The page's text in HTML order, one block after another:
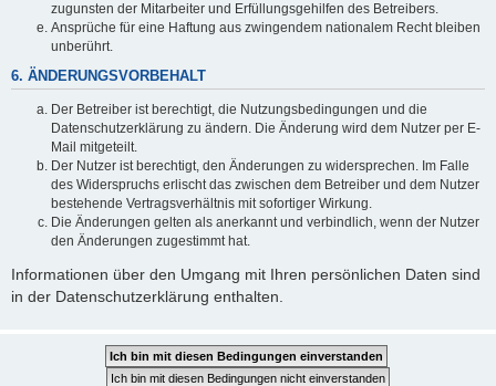
zugunsten der Mitarbeiter und Erfüllungsgehilfen des Betreibers.
Ansprüche für eine Haftung aus zwingendem nationalem Recht bleiben
unberührt.
6. ÄNDERUNGSVORBEHALT
Der Betreiber ist berechtigt, die Nutzungsbedingungen und die
Datenschutzerklärung zu ändern. Die Änderung wird dem Nutzer per E-
Mail mitgeteilt.
Der Nutzer ist berechtigt, den Änderungen zu widersprechen. Im Falle
des Widerspruchs erlischt das zwischen dem Betreiber und dem Nutzer
bestehende Vertragsverhältnis mit sofortiger Wirkung.
Die Änderungen gelten als anerkannt und verbindlich, wenn der Nutzer
den Änderungen zugestimmt hat.
Informationen über den Umgang mit Ihren persönlichen Daten sind
in der Datenschutzerklärung enthalten.